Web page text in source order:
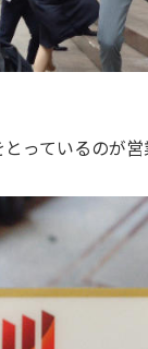
っているのが営